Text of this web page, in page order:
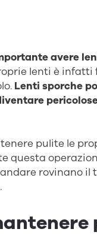
avere
lenti è
Lenti sporche
pulite le
questa
rovinano